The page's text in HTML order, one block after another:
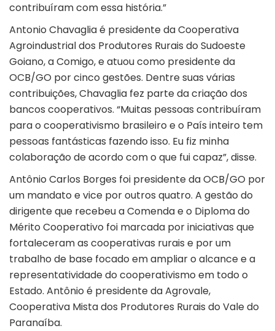
contribuíram com essa história.”
Antonio Chavaglia é presidente da Cooperativa
Agroindustrial dos Produtores Rurais do Sudoeste
Goiano, a Comigo, e atuou como presidente da
OCB/GO por cinco gestões. Dentre suas várias
contribuições, Chavaglia fez parte da criação dos
bancos cooperativos. “Muitas pessoas contribuíram
para o cooperativismo brasileiro e o País inteiro tem
pessoas fantásticas fazendo isso. Eu fiz minha
colaboração de acordo com o que fui capaz”, disse.
Antônio Carlos Borges foi presidente da OCB/GO por
um mandato e vice por outros quatro. A gestão do
dirigente que recebeu a Comenda e o Diploma do
Mérito Cooperativo foi marcada por iniciativas que
fortaleceram as cooperativas rurais e por um
trabalho de base focado em ampliar o alcance e a
representatividade do cooperativismo em todo o
Estado. Antônio é presidente da Agrovale,
Cooperativa Mista dos Produtores Rurais do Vale do
Paranaíba.